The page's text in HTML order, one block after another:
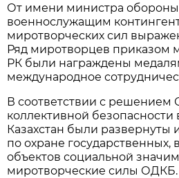
От имени министра обороны
военнослужащим
миротворческих сил
Ряд миротворцев приказом
РК были награждены
международное
В соответствии с решением
коллективной безопасности
Казахстан были развернуты
по охране государственных,
объектов социальной
миротворческие силы ОДКБ.